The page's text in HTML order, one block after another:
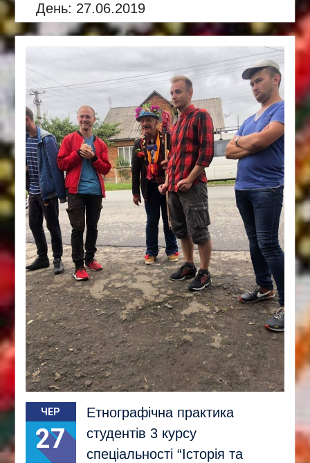
День: 27.06.2019
ЧЕР
27
Етнографічна практика
студентів 3 курсу
спеціальності “Історія та